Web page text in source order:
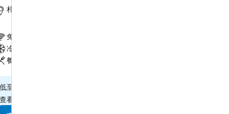
札幌, 距離市中心 0.5 公里
免費 Wi-Fi
冷氣
餐廳
查看價格
低至
查看